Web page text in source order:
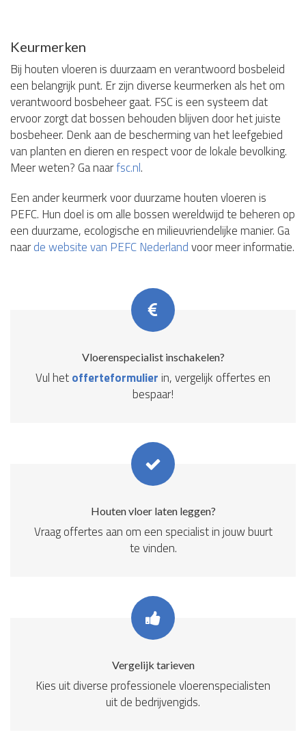
Keurmerken
Bij houten vloeren is duurzaam en verantwoord bosbeleid
een belangrijk punt. Er zijn diverse keurmerken als het om
verantwoord bosbeheer gaat. FSC is een systeem dat
ervoor zorgt dat bossen behouden blijven door het juiste
bosbeheer. Denk aan de bescherming van het leefgebied
van planten en dieren en respect voor de lokale bevolking.
Meer weten? Ga naarfsc.nl.
Een ander keurmerk voor duurzame houten vloeren is
PEFC. Hun doel is om alle bossen wereldwijd te beheren op
een duurzame, ecologische en milieuvriendelijke manier. Ga
naarde website van PEFC Nederlandvoor meer informatie.
Vloerenspecialist inschakelen?
Vul hetofferteformulier in, vergelijk offertes en
bespaar!
Houten vloer laten leggen?
Vraag offertes aan om een specialist in jouw buurt
te vinden.
Vergelijk tarieven
Kies uit diverse professionele vloerenspecialisten
uit de bedrijvengids.